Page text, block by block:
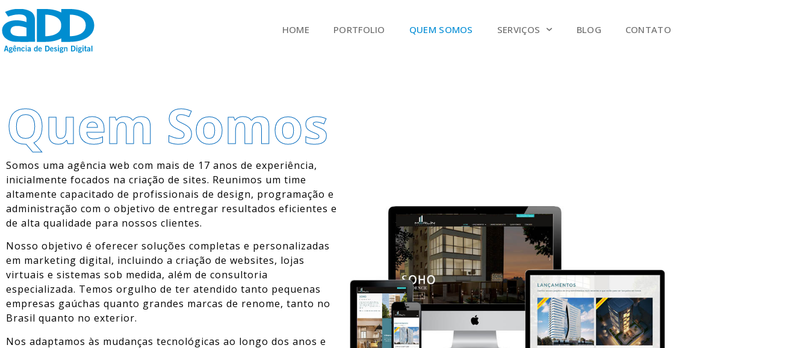
HOME PORTFOLIO QUEM SOMOS SERVIÇOS BLOG CONTATO
Quem Somos
Somos uma agência web com mais de 17 anos de experiência,
inicialmente focados na criação de sites. Reunimos um time
altamente capacitado de profissionais de design, programação e
administração com o objetivo de entregar resultados eficientes e
de alta qualidade para nossos clientes.
Nosso objetivo é oferecer soluções completas e personalizadas
em marketing digital, incluindo a criação de websites, lojas
virtuais e sistemas sob medida, além de consultoria
especializada. Temos orgulho de ter atendido tanto pequenas
empresas gaúchas quanto grandes marcas de renome, tanto no
Brasil quanto no exterior.
Nos adaptamos às mudanças tecnológicas ao longo dos anos e